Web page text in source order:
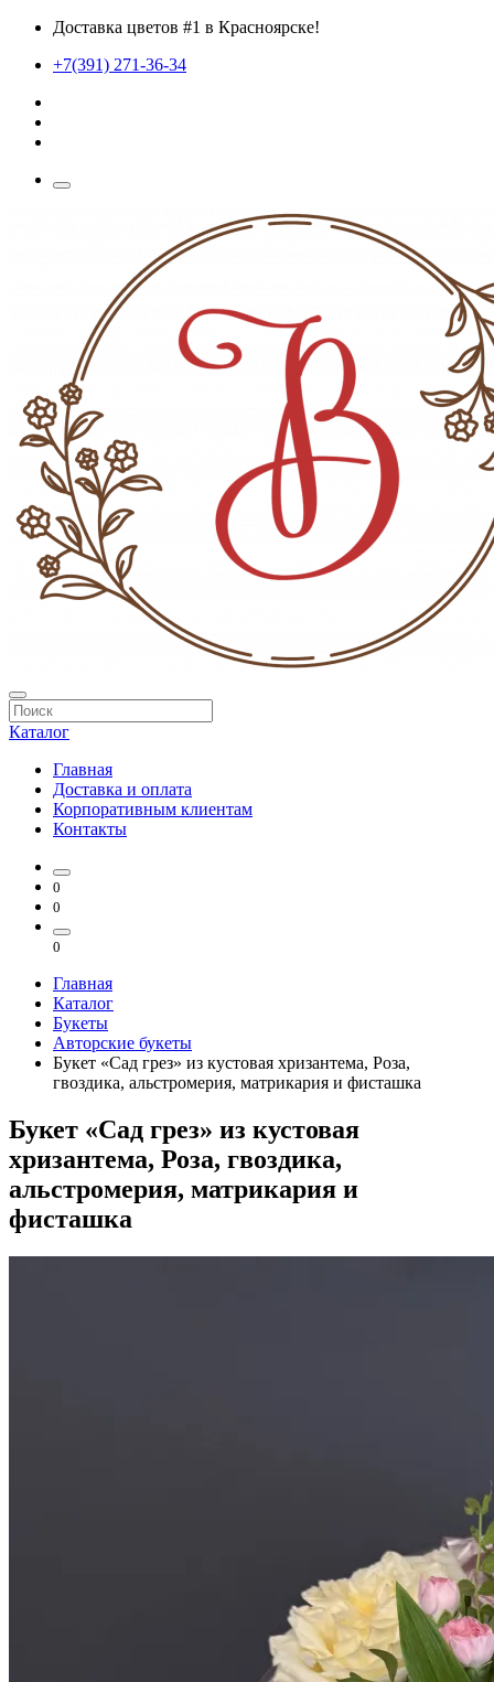
Доставка цветов #1 в Красноярске!
+7(391) 271-36-34
Каталог
Главная
Доставка и оплата
Корпоративным клиентам
Контакты
0
0
0
Главная
Каталог
Букеты
Авторские букеты
Букет «Сад грез» из кустовая хризантема, Роза,
гвоздика, альстромерия, матрикария и фисташка
Букет «Сад грез» из кустовая
хризантема, Роза, гвоздика,
альстромерия, матрикария и
фисташка